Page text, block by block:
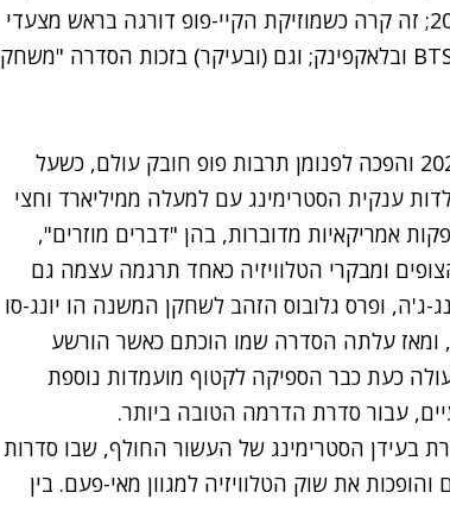
היוקרתי מכל עבור הסרט הטוב ביותר ל-2020; זה קרה כשמוזיקת הקיי-פופ דורגה בראש מצעדי
ההשמעות עם הרכבים סופר-מצליחים כמו BTS ובלאקפינק; וגם (ובעיקר) בזכות הסדרה "משחק
"משחק הדיונון" עלתה בנטפליקס בסתיו 2021 והפכה לפנומן תרבות פופ חובק עולם, כשעל
ענקית הסטרימינג עם למעלה ממיליארד וחצי
אמריקאיות מדוברות, בהן "דברים מוזרים",
ומבקרי הטלוויזיה כאחד תרגמה עצמה גם
ג'ה, ופרס גלובוס הזהב לשחקן המשנה הו יונג-סו
(שגילם בעונה הראשונה את שחקן מספר 1, ומאז עלתה הסדרה שמו הוכתם כאשר הורשע
כעת כבר הספיקה לקטוף מועמדות נוספת
עבור סדרת הדרמה הטובה ביותר.
בעידן הסטרימינג של העשור החולף, שבו סדרות
את שוק הטלוויזיה למגוון מאי-פעם. בין